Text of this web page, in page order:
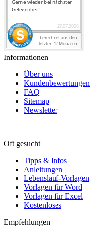
Informationen
Über uns
Kundenbewertungen
FAQ
Sitemap
Newsletter
Oft gesucht
Tipps & Infos
Anleitungen
Lebenslauf-Vorlagen
Vorlagen für Word
Vorlagen für Excel
Kostenloses
Empfehlungen